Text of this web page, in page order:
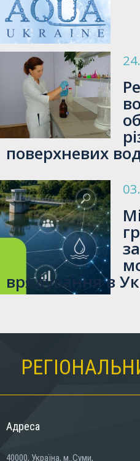
поверхневих
врядування в
Адреса
40000, Україна, м..Суми,